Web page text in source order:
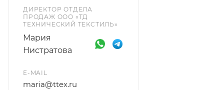
ДИРЕКТОР ОТДЕЛА
ПРОДАЖ ООО «ТД
ТЕХНИЧЕСКИЙ ТЕКСТИЛЬ»
Мария
Нистратова
E-MAIL
maria@ttex.ru